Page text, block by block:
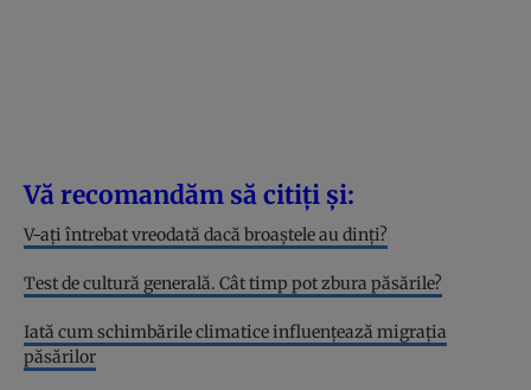
Vă recomandăm să citiți și:
V-ați întrebat vreodată dacă broaștele au dinți?
Test de cultură generală. Cât timp pot zbura păsările?
Iată cum schimbările climatice influențează migrația
păsărilor